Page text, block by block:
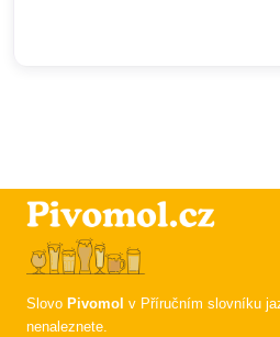
Slovo Pivomol v Příručním slovníku
nenaleznete.